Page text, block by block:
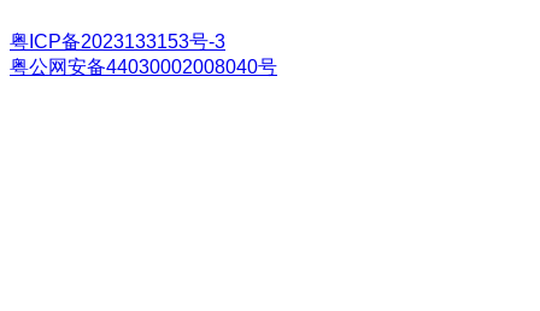
粤ICP备2023133153号-3
粤公网安备44030002008040号